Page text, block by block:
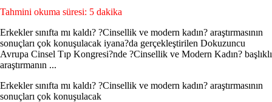
Tahmini okuma süresi: 5 dakika
Erkekler sınıfta mı kaldı? ?Cinsellik ve modern kadın? araştırmasının
sonuçları çok konuşulacak iyana?da gerçekleştirilen Dokuzuncu
Avrupa Cinsel Tıp Kongresi?nde ?Cinsellik ve Modern Kadın? başlıklı
araştırmanın ...
Erkekler sınıfta mı kaldı? ?Cinsellik ve modern kadın? araştırmasının
sonuçları çok konuşulacak